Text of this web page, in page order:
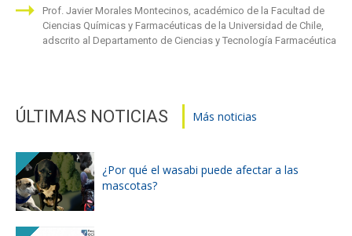
Prof. Javier Morales Montecinos, académico de la Facultad de
Ciencias Químicas y Farmacéuticas de la Universidad de Chile,
adscrito al Departamento de Ciencias y Tecnología Farmacéutica
ÚLTIMAS NOTICIAS Más noticias
¿Por qué el wasabi puede afectar a las
mascotas?